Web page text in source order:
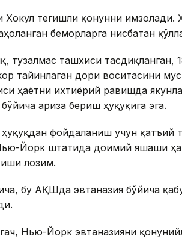
Хокул тегишли қонунни
беморларга нисбатан
тузалмас ташхиси тасдиқланган,
тайинлаган дори воситасини
ҳаётни ихтиёрий равишда
ариза бериш ҳуқуқига эга.
фойдаланиш учун қатъий
Йорк штатида доимий яшаши
лозим.
бу АҚШда эвтаназия бўйича
Нью-Йорк эвтаназияни